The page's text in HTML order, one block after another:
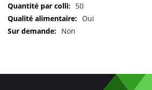
Pour
plus
50
Oui
Non